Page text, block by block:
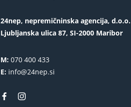
24nep, nepremičninska agencija, d.o.o.
Ljubljanska ulica 87, SI-2000 Maribor
M: 070 400 433
E: info@24nep.si